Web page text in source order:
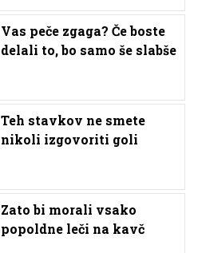
Vas peče zgaga? Če boste
delali to, bo samo še slabše
Teh stavkov ne smete
nikoli izgovoriti goli
Zato bi morali vsako
popoldne leči na kavč